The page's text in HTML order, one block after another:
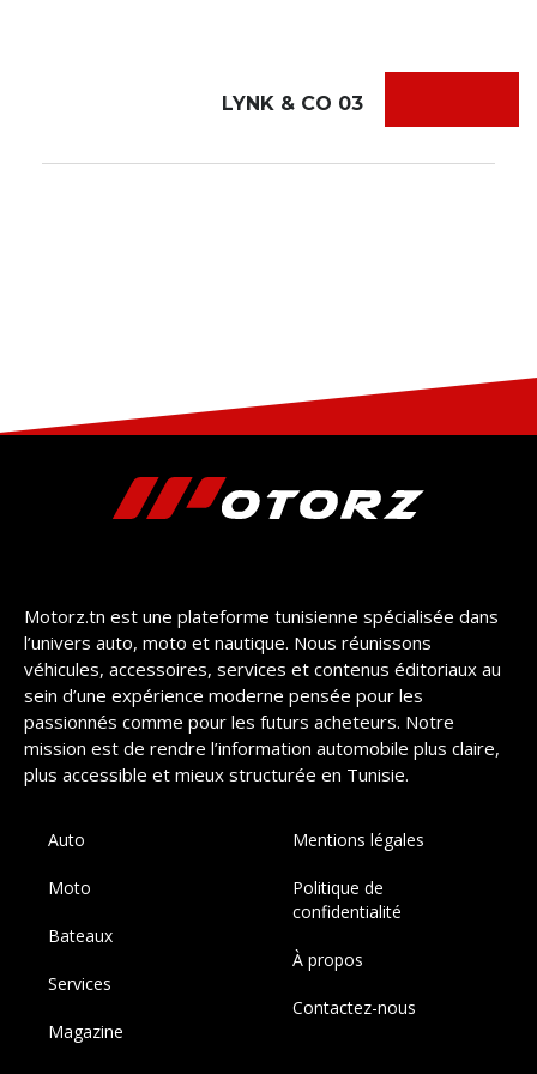
LYNK & CO 03
Motorz.tn est une plateforme tunisienne spécialisée dans
l’univers auto, moto et nautique. Nous réunissons
véhicules, accessoires, services et contenus éditoriaux au
sein d’une expérience moderne pensée pour les
passionnés comme pour les futurs acheteurs. Notre
mission est de rendre l’information automobile plus claire,
plus accessible et mieux structurée en Tunisie.
Auto
Moto
Bateaux
Services
Magazine
Mentions légales
Politique de
confidentialité
À propos
Contactez-nous